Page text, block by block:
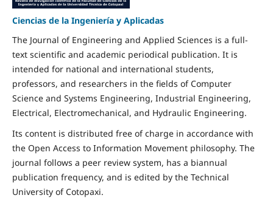
Ciencias de la Ingeniería y Aplicadas
The Journal of Engineering and Applied Sciences is a full-
text scientific and academic periodical publication. It is
intended for national and international students,
professors, and researchers in the fields of Computer
Science and Systems Engineering, Industrial Engineering,
Electrical, Electromechanical, and Hydraulic Engineering.
Its content is distributed free of charge in accordance with
the Open Access to Information Movement philosophy. The
journal follows a peer review system, has a biannual
publication frequency, and is edited by the Technical
University of Cotopaxi.